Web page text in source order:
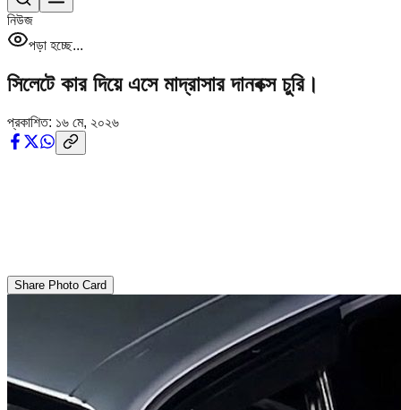
নিউজ
পড়া হচ্ছে...
সিলেটে কার দিয়ে এসে মাদ্রাসার দানবক্স চুরি।
প্রকাশিত: ১৬ মে, ২০২৬
Share Photo Card